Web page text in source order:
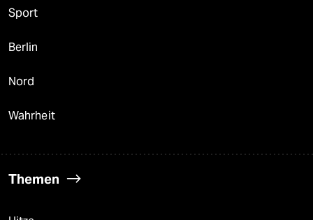
Sport
Berlin
Nord
Wahrheit
Themen